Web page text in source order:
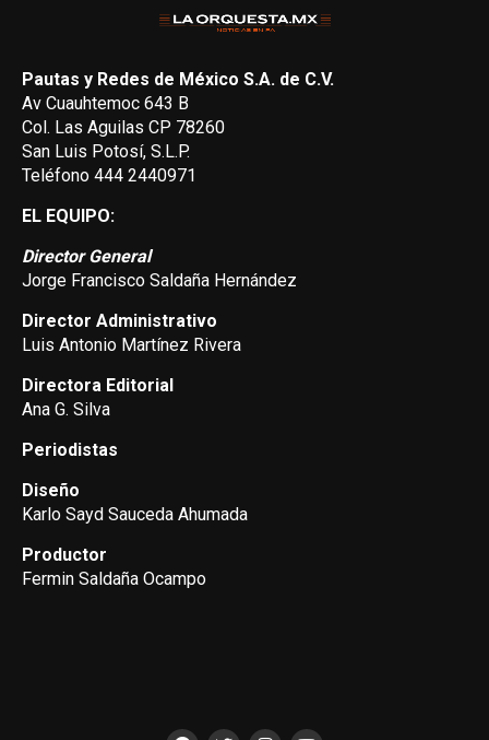
Pautas y Redes de México S.A. de C.V.
Av Cuauhtemoc 643 B
Col. Las Aguilas CP 78260
San Luis Potosí, S.L.P.
Teléfono 444 2440971
EL EQUIPO:
Director General
Jorge Francisco Saldaña Hernández
Director Administrativo
Luis Antonio Martínez Rivera
Directora Editorial
Ana G. Silva
Periodistas
Diseño
Karlo Sayd Sauceda Ahumada
Productor
Fermin Saldaña Ocampo